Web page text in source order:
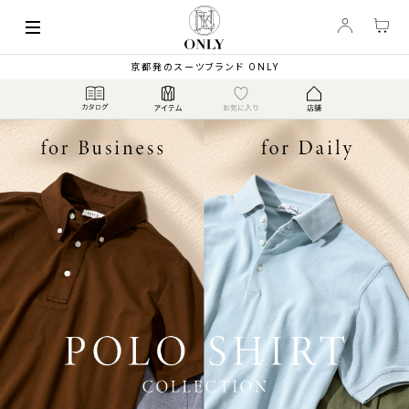
京都発のスーツブランド ONLY